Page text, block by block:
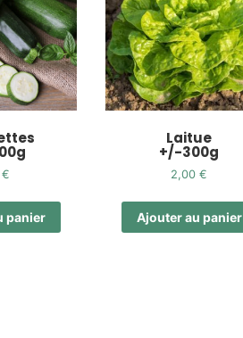
€
panier
Laitue
+/-300g
2,00€
Ajouter au panier